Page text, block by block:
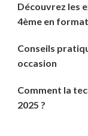
Découvrez les
4ème en
Conseils
occasion
Comment la
2025 ?